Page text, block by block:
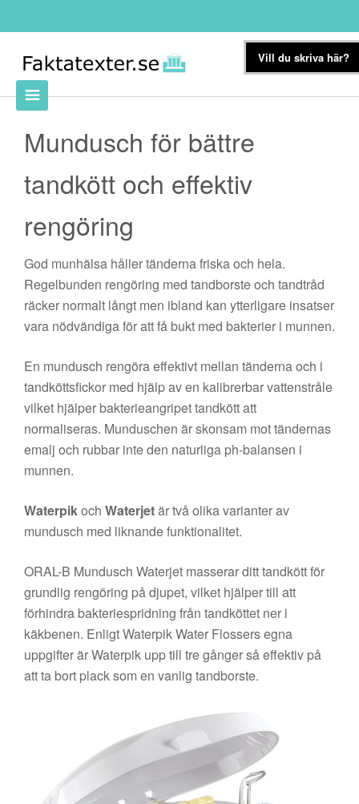
Mundusch för bättre
tandkött och effektiv
rengöring
God munhälsa håller tänderna friska och hela.
Regelbunden rengöring med tandborste och tandtråd
räcker normalt långt men ibland kan ytterligare insatser
vara nödvändiga för att få bukt med bakterier i munnen.
En mundusch rengöra effektivt mellan tänderna och i
tandköttsfickor med hjälp av en kalibrerbar vattenstråle
vilket hjälper bakterieangripet tandkött att
normaliseras. Munduschen är skonsam mot tändernas
emalj och rubbar inte den naturliga ph-balansen i
munnen.
Waterpikoch Waterjetär två olika varianter av
mundusch med liknande funktionalitet.
ORAL-B Mundusch Waterjet masserar ditt tandkött för
grundlig rengöring på djupet, vilket hjälper till att
förhindra bakteriespridning från tandköttet ner i
käkbenen. Enligt Waterpik Water Flossers egna
uppgifter är Waterpik upp till tre gånger så effektiv på
att ta bort plack som en vanlig tandborste.
Vill du skriva här?